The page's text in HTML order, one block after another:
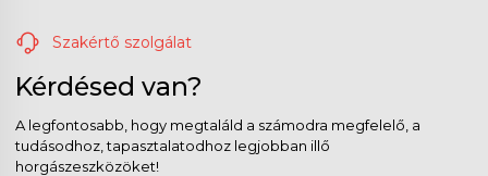
Szakértő szolgálat
Kérdésed van?
A legfontosabb, hogy megtaláld a számodra megfelelő, a
tudásodhoz, tapasztalatodhoz legjobban illő
horgászeszközöket!